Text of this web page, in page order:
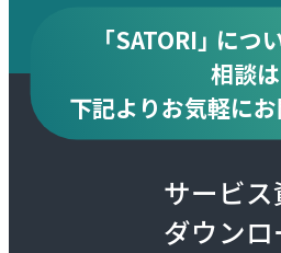
「SATORI」 につ
相談は
下記よりお気軽に
サービス
ダウンロ